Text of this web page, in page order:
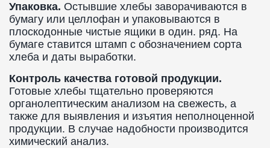
Упаковка. Остывшие хлебы заворачиваются в
бумагу или целлофан и упаковываются в
плоскодонные чистые ящики в один. ряд. На
бумаге ставится штамп с обозначением сорта
хлеба и даты выработки.
Контроль качества готовой продукции.
Готовые хлебы тщательно проверяются
органолептическим анализом на свежесть, а
также для выявления и изъятия неполноценной
продукции. В случае надобности производится
химический анализ.